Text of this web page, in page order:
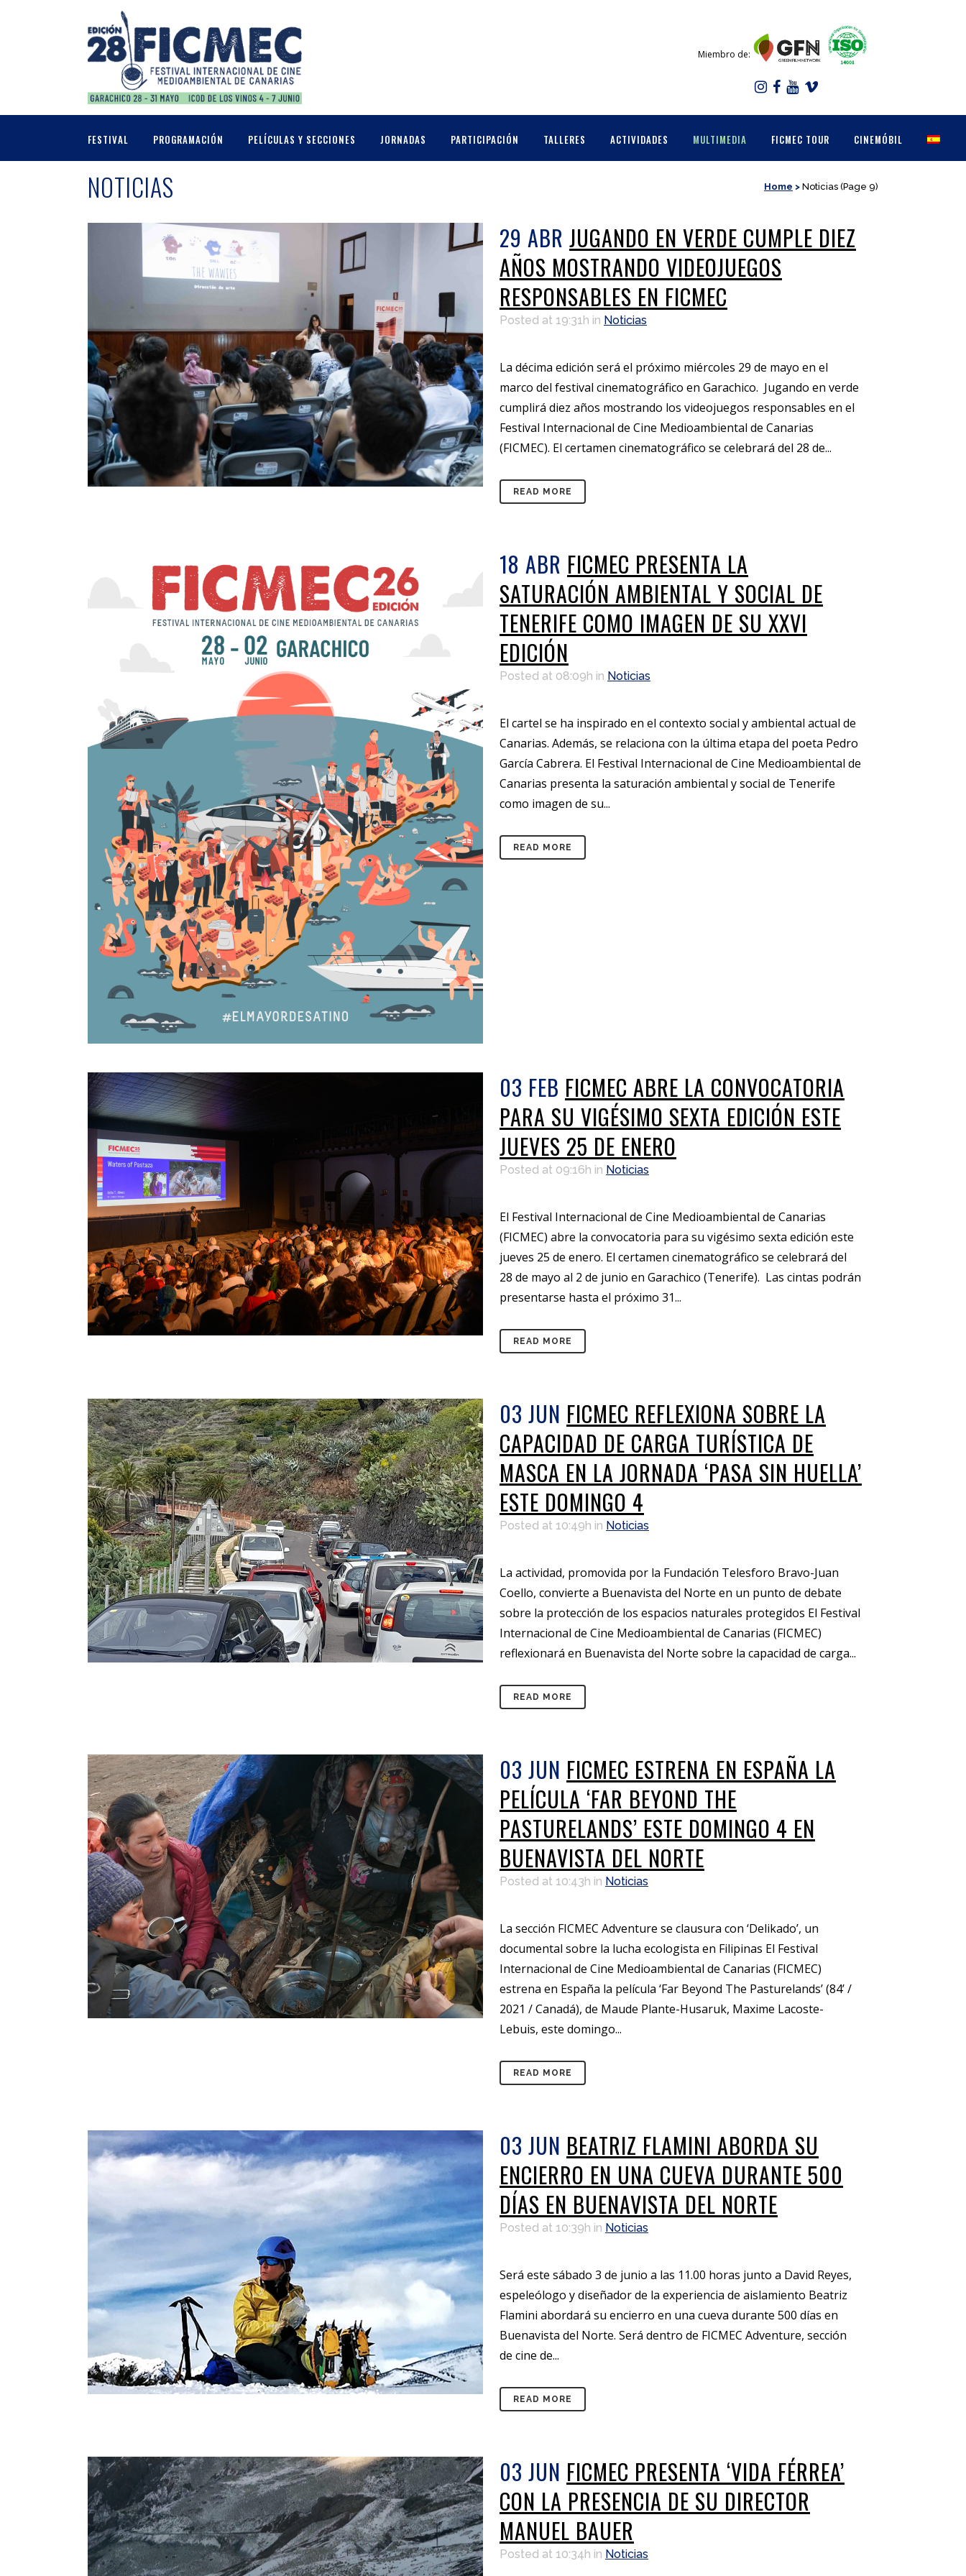
Miembro de:
FESTIVAL PROGRAMACIÓN PELÍCULAS Y SECCIONES JORNADAS PARTICIPACIÓN TALLERES ACTIVIDADES MULTIMEDIA FICMEC TOUR CINEMÓBIL
NOTICIAS Home > Noticias (Page 9)
29 ABR JUGANDO EN VERDE CUMPLE DIEZ
AÑOS MOSTRANDO VIDEOJUEGOS
RESPONSABLES EN FICMEC
Posted at 19:31h in Noticias
La décima edición será el próximo miércoles 29 de mayo en el
marco del festival cinematográfico en Garachico. Jugando en verde
cumplirá diez años mostrando los videojuegos responsables en el
Festival Internacional de Cine Medioambiental de Canarias
(FICMEC). El certamen cinematográfico se celebrará del 28 de...
READ MORE
18 ABR FICMEC PRESENTA LA
SATURACIÓN AMBIENTAL Y SOCIAL DE
TENERIFE COMO IMAGEN DE SU XXVI
EDICIÓN
Posted at 08:09h in Noticias
El cartel se ha inspirado en el contexto social y ambiental actual de
Canarias. Además, se relaciona con la última etapa del poeta Pedro
García Cabrera. El Festival Internacional de Cine Medioambiental de
Canarias presenta la saturación ambiental y social de Tenerife
como imagen de su...
READ MORE
03 FEB FICMEC ABRE LA CONVOCATORIA
PARA SU VIGÉSIMO SEXTA EDICIÓN ESTE
JUEVES 25 DE ENERO
Posted at 09:16h in Noticias
El Festival Internacional de Cine Medioambiental de Canarias
(FICMEC) abre la convocatoria para su vigésimo sexta edición este
jueves 25 de enero. El certamen cinematográfico se celebrará del
28 de mayo al 2 de junio en Garachico (Tenerife). Las cintas podrán
presentarse hasta el próximo 31...
READ MORE
03 JUN FICMEC REFLEXIONA SOBRE LA
CAPACIDAD DE CARGA TURÍSTICA DE
MASCA EN LA JORNADA ‘PASA SIN HUELLA’
ESTE DOMINGO 4
Posted at 10:49h in Noticias
La actividad, promovida por la Fundación Telesforo Bravo-Juan
Coello, convierte a Buenavista del Norte en un punto de debate
sobre la protección de los espacios naturales protegidos El Festival
Internacional de Cine Medioambiental de Canarias (FICMEC)
reflexionará en Buenavista del Norte sobre la capacidad de carga...
READ MORE
03 JUN FICMEC ESTRENA EN ESPAÑA LA
PELÍCULA ‘FAR BEYOND THE
PASTURELANDS’ ESTE DOMINGO 4 EN
BUENAVISTA DEL NORTE
Posted at 10:43h in Noticias
La sección FICMEC Adventure se clausura con ‘Delikado’, un
documental sobre la lucha ecologista en Filipinas El Festival
Internacional de Cine Medioambiental de Canarias (FICMEC)
estrena en España la película ‘Far Beyond The Pasturelands’ (84’ /
2021 / Canadá), de Maude Plante-Husaruk, Maxime Lacoste-
Lebuis, este domingo...
READ MORE
03 JUN BEATRIZ FLAMINI ABORDA SU
ENCIERRO EN UNA CUEVA DURANTE 500
DÍAS EN BUENAVISTA DEL NORTE
Posted at 10:39h in Noticias
Será este sábado 3 de junio a las 11.00 horas junto a David Reyes,
espeleólogo y diseñador de la experiencia de aislamiento Beatriz
Flamini abordará su encierro en una cueva durante 500 días en
Buenavista del Norte. Será dentro de FICMEC Adventure, sección
de cine de...
READ MORE
03 JUN FICMEC PRESENTA ‘VIDA FÉRREA’
CON LA PRESENCIA DE SU DIRECTOR
MANUEL BAUER
Posted at 10:34h in Noticias